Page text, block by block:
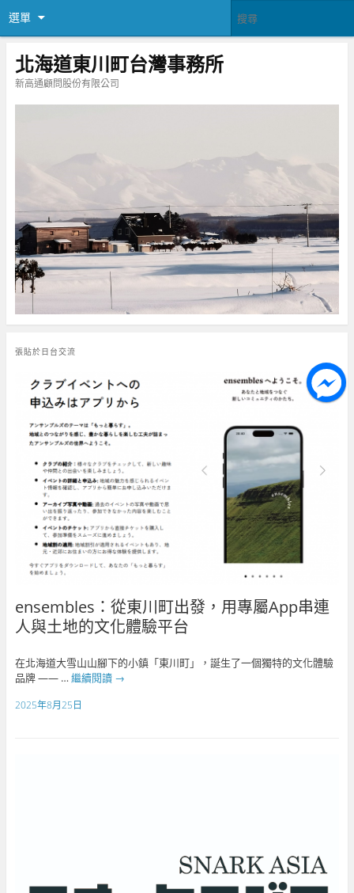
選單
北海道東川町台灣事務所
新高通顧問股份有限公司
張貼於日台交流
ensembles：從東川町出發，用專屬App串連
人與土地的文化體驗平台
在北海道大雪山山腳下的小鎮「東川町」，誕生了一個獨特的文化體驗
品牌 —— … 繼續閱讀 →
2025年8月25日